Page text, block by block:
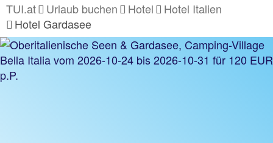
TUI.at Urlaub buchen Hotel
Hotel Italien
Hotel Gardasee